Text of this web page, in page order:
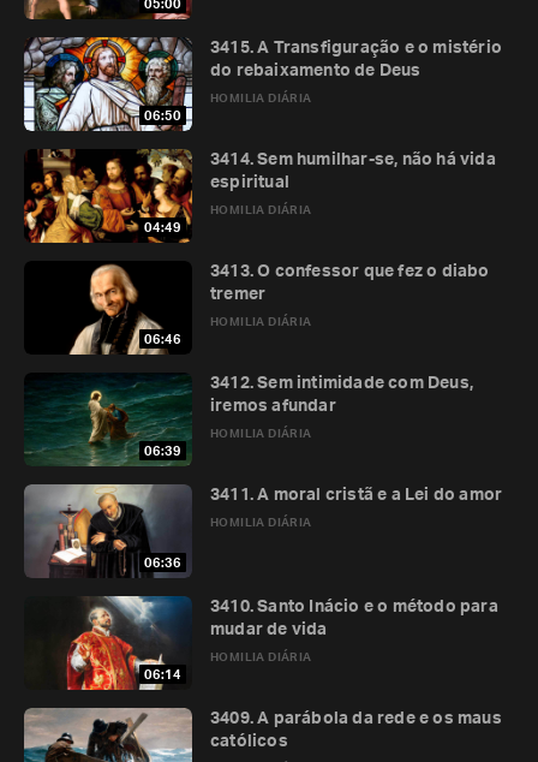
05:00
06:50
HOMILIA DIÁRIA
3415. A Transfiguração e o mistério
do rebaixamento de Deus
04:49
HOMILIA DIÁRIA
3414. Sem humilhar-se, não há vida
espiritual
06:46
HOMILIA DIÁRIA
3413. O confessor que fez o diabo
tremer
06:39
HOMILIA DIÁRIA
3412. Sem intimidade com Deus,
iremos afundar
06:36
HOMILIA DIÁRIA
3411. A moral cristã e a Lei do amor
06:14
HOMILIA DIÁRIA
3410. Santo Inácio e o método para
mudar de vida
3409. A parábola da rede e os maus
católicos